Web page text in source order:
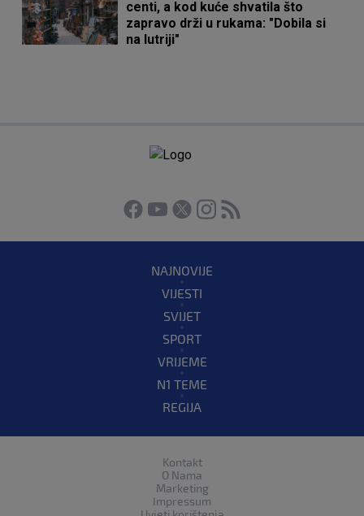
centi, a kod kuće shvatila što
zapravo drži u rukama: "Dobila si
na lutriji"
NAJNOVIJE
VIJESTI
SVIJET
SPORT
VRIJEME
N1 TEME
REGIJA
Kontakt
O Nama
Marketing
Impressum